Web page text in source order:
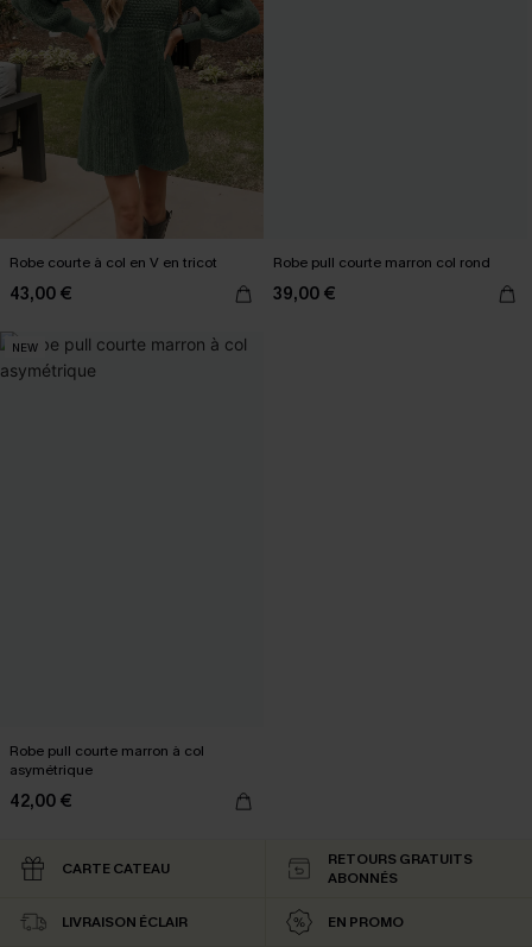
Robe courte à col en V en tricot
43,00 €
Robe pull courte marron col rond
39,00 €
NEW
Robe pull courte marron à col
asymétrique
42,00 €
CARTE CATEAU
RETOURS GRATUITS
ABONNÉS
LIVRAISON ÉCLAIR EN PROMO